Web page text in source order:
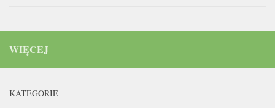
WIĘCEJ
KATEGORIE